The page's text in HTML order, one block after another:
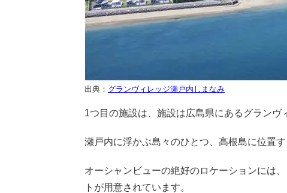
出典： グランヴィレッジ瀬戸内しまなみ
1つ目の施設は、施設は広島県にあるグランヴ
瀬戸内に浮かぶ島々のひとつ、高根島に位置
オーシャンビューの絶好のロケーションには
トが用意されています。